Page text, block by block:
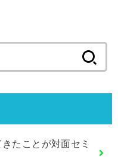
たことが対面セミ